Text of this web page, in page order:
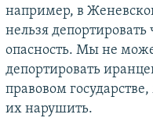
например, в
нельзя
опасность. Мы не
депортировать
правовом
их нарушить.